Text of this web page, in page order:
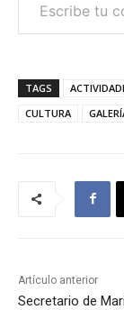
TAGS
CULTURA
Artículo anterior
Secretario de